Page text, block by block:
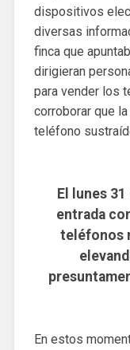
dispositivos
diversas
finca que
dirigieran
para vender los
corroborar que
teléfono
El lunes
entrada
teléfonos
En estos